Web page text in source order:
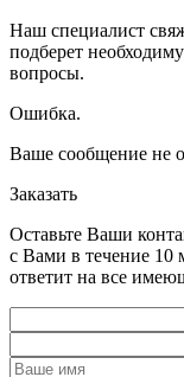
Наш специалист
подберет
вопросы.
Ошибка.
Ваше сообщение не
Заказать
Оставьте Ваши
с Вами в течение 10
ответит на все